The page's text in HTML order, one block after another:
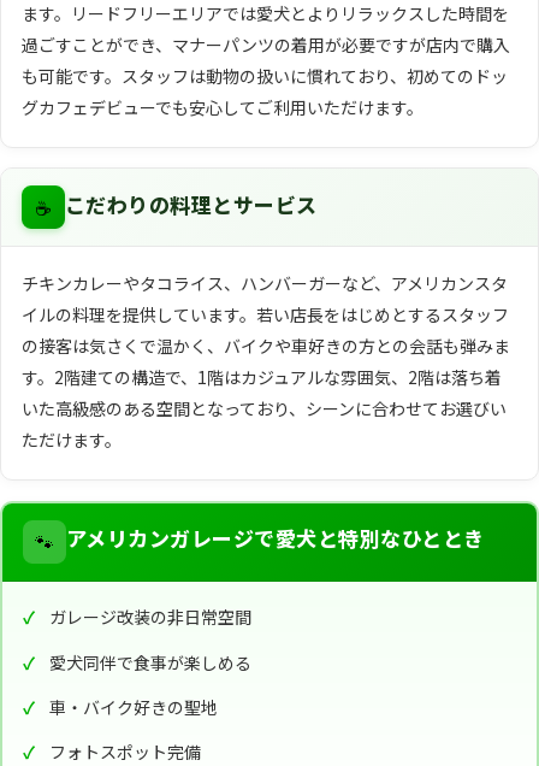
ます。リードフリーエリアでは愛犬とよりリラックスした時間を
過ごすことができ、マナーパンツの着用が必要ですが店内で購入
も可能です。スタッフは動物の扱いに慣れており、初めてのドッ
グカフェデビューでも安心してご利用いただけます。
☕ こだわりの料理とサービス
チキンカレーやタコライス、ハンバーガーなど、アメリカンスタ
イルの料理を提供しています。若い店長をはじめとするスタッフ
の接客は気さくで温かく、バイクや車好きの方との会話も弾みま
す。2階建ての構造で、1階はカジュアルな雰囲気、2階は落ち着
いた高級感のある空間となっており、シーンに合わせてお選びい
ただけます。
🐾 アメリカンガレージで愛犬と特別なひととき
ガレージ改装の非日常空間
愛犬同伴で食事が楽しめる
車・バイク好きの聖地
フォトスポット完備